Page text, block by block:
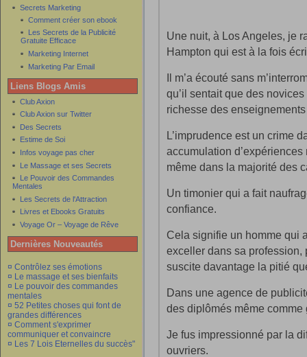
Secrets Marketing
Comment créer son ebook
Les Secrets de la Publicité
Gratuite Efficace
Marketing Internet
Marketing Par Email
Liens Blogs Amis
Club Axion
Club Axion sur Twitter
Des Secrets
Estime de Soi
Infos voyage pas cher
Le Massage et ses Secrets
Le Pouvoir des Commandes
Mentales
Les Secrets de l'Attraction
Livres et Ebooks Gratuits
Voyage Or – Voyage de Rêve
Dernières Nouveautés
¤ Contrôlez ses émotions
¤ Le massage et ses bienfaits
¤ Le pouvoir des commandes
mentales
¤ 52 Petites choses qui font de
grandes différences
¤ Comment s'exprimer
communiquer et convaincre
¤ Les 7 Lois Eternelles du succès"
Une nuit, à Los Angeles, je
Hampton qui est à la fois
Il m’a écouté sans
qu’il sentait que des
richesse des
L’imprudence est un crime
accumulation
même dans la majorité des
Un timonier qui a fait
confiance.
Cela signifie un homme qui
exceller dans sa profession,
suscite davantage la pitié
Dans une agence de
des diplômés même comme
Je fus impressionné par la
ouvriers.